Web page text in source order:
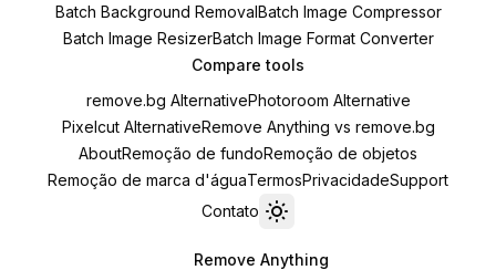
Batch Background RemovalBatch Image Compressor
Batch Image ResizerBatch Image Format Converter
Compare tools
remove.bg AlternativePhotoroom Alternative
Pixelcut AlternativeRemove Anything vs remove.bg
AboutRemoção de fundoRemoção de objetos
Remoção de marca d'águaTermosPrivacidadeSupport
Contato
Toggle theme
Remove Anything